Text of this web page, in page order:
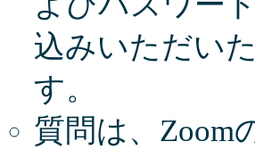
込みいただい
す。
質問は、Zoom